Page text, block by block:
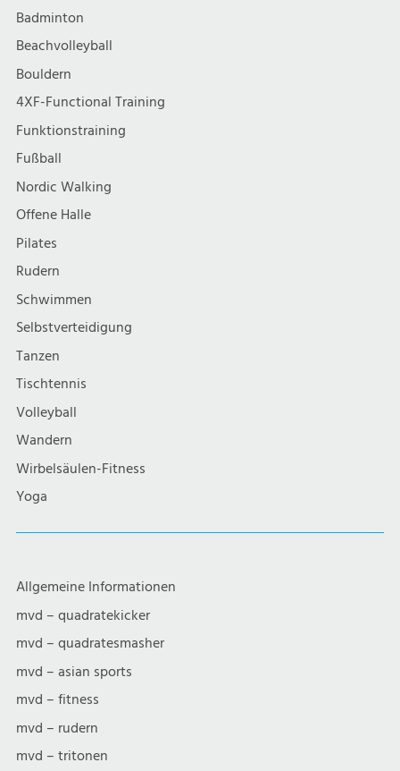
Badminton
Beachvolleyball
Bouldern
4XF-Functional Training
Funktionstraining
Fußball
Nordic Walking
Offene Halle
Pilates
Rudern
Schwimmen
Selbstverteidigung
Tanzen
Tischtennis
Volleyball
Wandern
Wirbelsäulen-Fitness
Yoga
Allgemeine Informationen
mvd – quadratekicker
mvd – quadratesmasher
mvd – asian sports
mvd – fitness
mvd – rudern
mvd – tritonen